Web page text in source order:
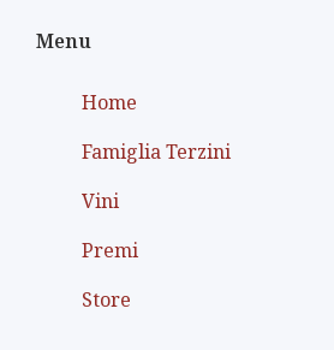
Menu
Home
Famiglia Terzini
Vini
Premi
Store